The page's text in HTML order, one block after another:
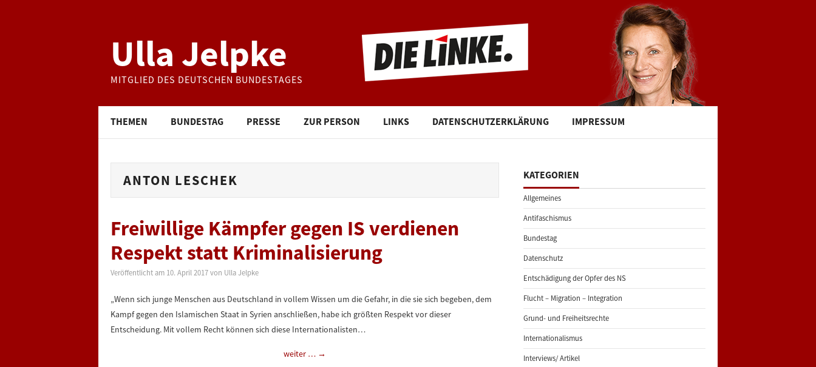
Ulla Jelpke
MITGLIED DES DEUTSCHEN BUNDESTAGES
THEMEN BUNDESTAG PRESSE ZUR PERSON LINKS DATENSCHUTZERKLÄRUNG IMPRESSUM
ANTON LESCHEK
Freiwillige Kämpfer gegen IS verdienen
Respekt statt Kriminalisierung
Veröffentlicht am 10. April 2017 von Ulla Jelpke
„Wenn sich junge Menschen aus Deutschland in vollem Wissen um die Gefahr, in die sie sich begeben, dem
Kampf gegen den Islamischen Staat in Syrien anschließen, habe ich größten Respekt vor dieser
Entscheidung. Mit vollem Recht können sich diese Internationalisten…
weiter … →
KATEGORIEN
Allgemeines
Antifaschismus
Bundestag
Datenschutz
Entschädigung der Opfer des NS
Flucht – Migration – Integration
Grund- und Freiheitsrechte
Internationalismus
Interviews/ Artikel